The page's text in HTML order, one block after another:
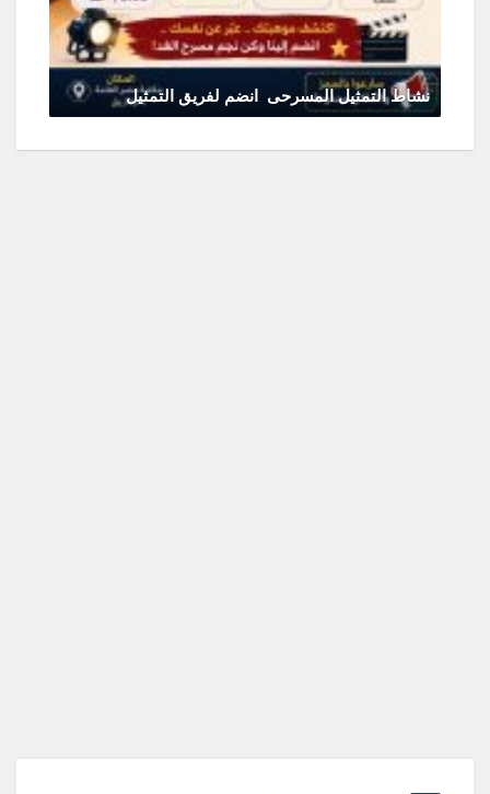
نشاط التمثيل المسرحى انضم لفريق التمثيل